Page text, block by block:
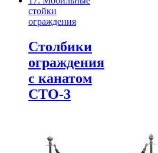
стойки
ограждения
Столбики
ограждения
с канатом
СТО-3